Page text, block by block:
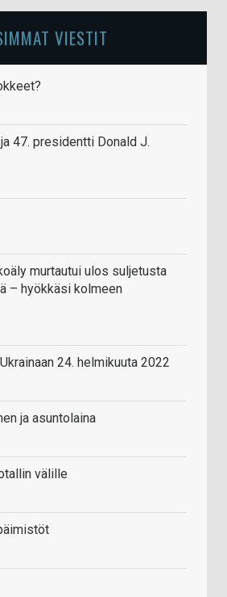
VIESTIT
47. presidentti Donald J.
murtautui ulos suljetusta
– hyökkäsi kolmeen
24. helmikuuta 2022
ja asuntolaina
välille